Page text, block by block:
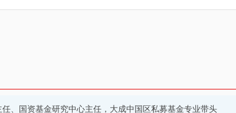
、国资基金研究中心主任，大成中国区私募基金专业带头